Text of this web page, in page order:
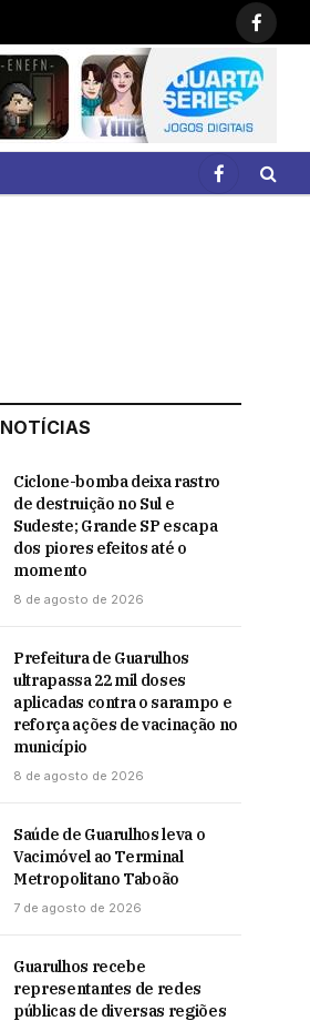
Facebook
Ciclone-bomba deixa rastro
de destruição no Sul e
Sudeste; Grande SP escapa
dos piores efeitos até o
momento
8 de agosto de 2026
Prefeitura de Guarulhos
ultrapassa 22 mil doses
aplicadas contra o sarampo e
reforça ações de vacinação no
município
8 de agosto de 2026
Saúde de Guarulhos leva o
Vacimóvel ao Terminal
Metropolitano Taboão
7 de agosto de 2026
Guarulhos recebe
representantes de redes
públicas de diversas regiões